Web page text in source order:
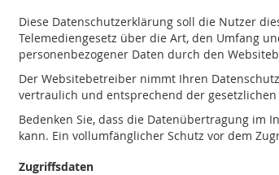
Diese Datenschutzerklärung soll die Nutzer
Telemediengesetz über die Art, den Umfang
personenbezogener Daten durch den
Der Websitebetreiber nimmt Ihren
vertraulich und entsprechend der
Bedenken Sie, dass die Datenübertragung im
kann. Ein vollumfänglicher Schutz vor dem
Zugriffsdaten